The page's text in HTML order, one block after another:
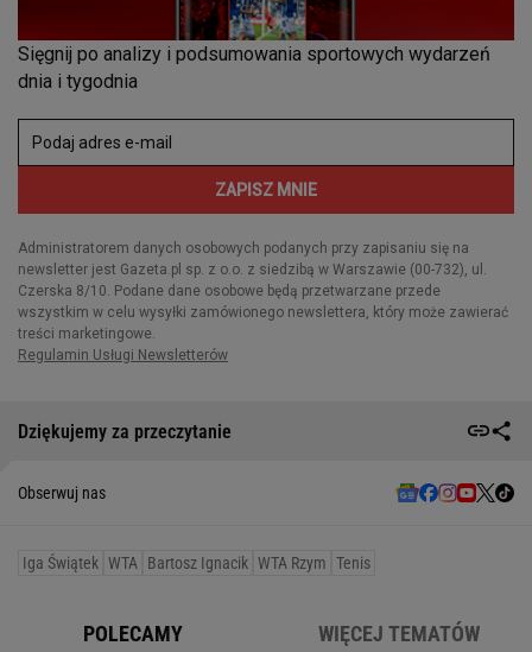
Dziękujemy za przeczytanie
Obserwuj nas
Iga Świątek WTA Bartosz Ignacik WTA Rzym Tenis
POLECAMY WIĘCEJ TEMATÓW